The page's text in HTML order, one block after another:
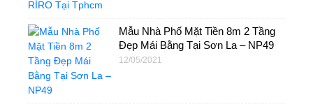
Mẫu Nhà Phố Mặt Tiền 8m 2 Tầng
Đẹp Mái Bằng Tại Sơn La – NP49
12/05/2021